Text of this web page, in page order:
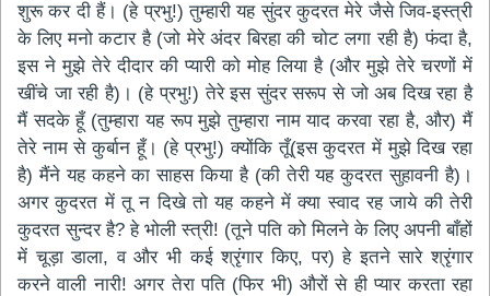
शुरू कर दी हैं। (हे प्रभु!) तुम्हारी यह सुंदर कुदरत मेरे जैसे जिव-इस्त्री
के लिए मनो कटार है (जो मेरे अंदर बिरहा की चोट लगा रही है) फंदा है,
इस ने मुझे तेरे दीदार की प्यारी को मोह लिया है (और मुझे तेरे चरणों में
खींचे जा रही है)। (हे प्रभु!) तेरे इस सुंदर सरूप से जो अब दिख रहा है
मैं सदके हूँ (तुम्हारा यह रूप मुझे तुम्हारा नाम याद करवा रहा है, और) मैं
तेरे नाम से कुर्बान हूँ। (हे प्रभु!) क्योंकि तूँ(इस कुदरत में मुझे दिख रहा
है) मैंने यह कहने का साहस किया है (की तेरी यह कुदरत सुहावनी है)।
अगर कुदरत में तू न दिखे तो यह कहने में क्या स्वाद रह जाये की तेरी
कुदरत सुन्दर है? हे भोली स्त्री! (तूने पति को मिलने के लिए अपनी बाँहों
में चूड़ा डाला, व और भी कई श्रृंगार किए, पर) हे इतने सारे श्रृंगार
करने वाली नारी! अगर तेरा पति (फिर भी) औरों से ही प्यार करता रहा